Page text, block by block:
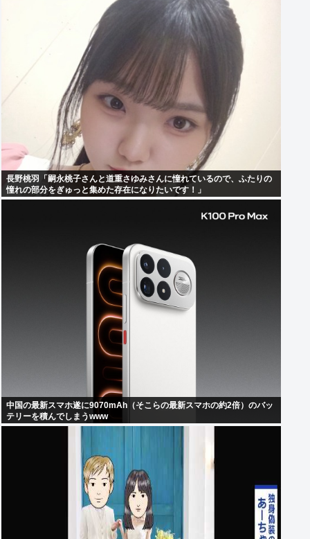
長野桃羽「嗣永桃子さんと道重さゆみさんに憧れているので、ふたりの
憧れの部分をぎゅっと集めた存在になりたいです！」
中国の最新スマホ遂に9070mAh（そこらの最新スマホの約2倍）のバッ
テリーを積んでしまうwww